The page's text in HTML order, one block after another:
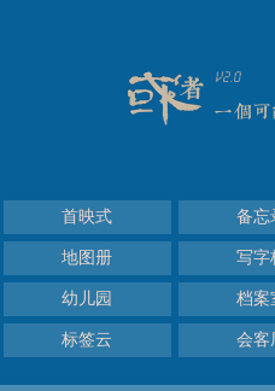
首映式 备忘
地图册 写字
幼儿园 档案
标签云 会客